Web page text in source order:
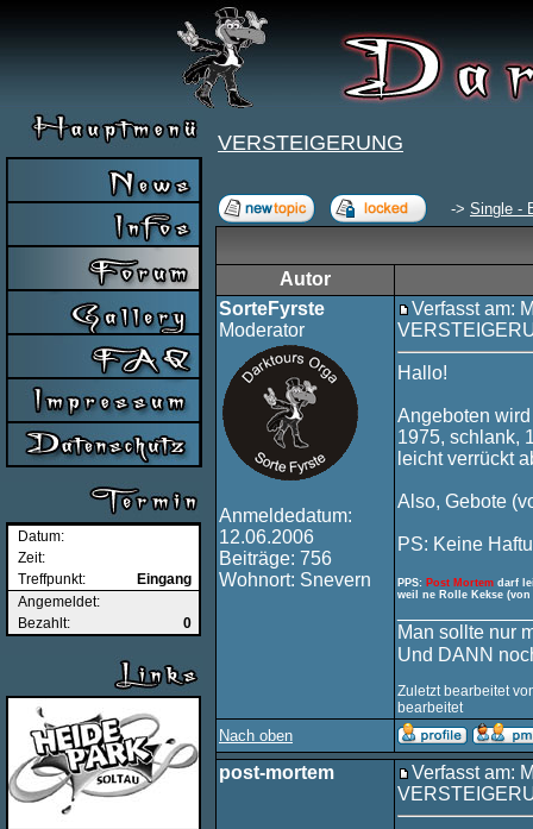
Datum:
Zeit:
Treffpunkt:
Eingang
Angemeldet:
Bezahlt:
0
VERSTEIGERUNG
-> Single -
Autor
SorteFyrste
Moderator
Anmeldedatum:
12.06.2006
Beiträge: 756
Wohnort: Snevern
Verfasst am:
Hallo!
Angeboten
1975, schlank,
leicht verrückt
Also, Gebote
PS: Keine
PPS: Post Mortem darf
weil ne Rolle Kekse
Man sollte nur
Und DANN
Zuletzt bearbeitet
bearbeitet
Nach oben
post-mortem
Verfasst am: